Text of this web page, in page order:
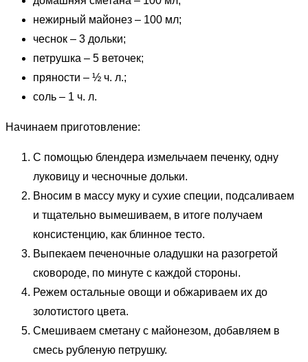
нежирный майонез – 100 мл;
чеснок – 3 дольки;
петрушка – 5 веточек;
пряности – ½ ч. л.;
соль – 1 ч. л.
Начинаем приготовление:
С помощью блендера измельчаем печенку, одну
луковицу и чесночные дольки.
Вносим в массу муку и сухие специи, подсаливаем
и тщательно вымешиваем, в итоге получаем
консистенцию, как блинное тесто.
Выпекаем печеночные оладушки на разогретой
сковороде, по минуте с каждой стороны.
Режем остальные овощи и обжариваем их до
золотистого цвета.
Смешиваем сметану с майонезом, добавляем в
смесь рубленую петрушку.